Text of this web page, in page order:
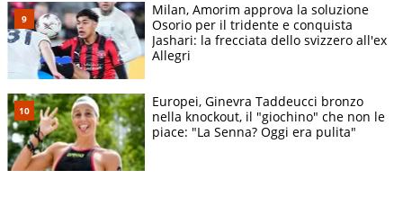
Milan, Amorim approva la soluzione
Osorio per il tridente e conquista
Jashari: la frecciata dello svizzero all'ex
Allegri
Europei, Ginevra Taddeucci bronzo
nella knockout, il "giochino" che non le
piace: "La Senna? Oggi era pulita"